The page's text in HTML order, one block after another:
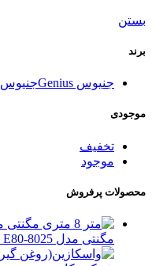
بستن
برند
جنیوس Genius جنیوس Genius
موجودی
تخفیف
موجود
محصولات پرفروش
مگنتی مدل E80-8025 اکو EKO